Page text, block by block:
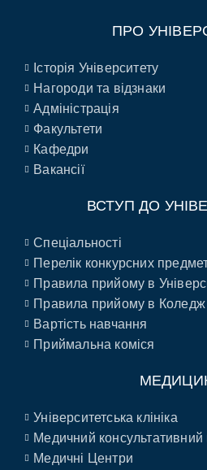
ПРО
Історія Університету
Нагороди та відзнаки
Адміністрація
Факультети
Кафедри
Вакансії
ВСТУП ДО
Спеціальності
Перелік конкурсних
Правила прийому в
Правила прийому в Коледж
Вартість навчання
Приймальна коміся
Університетська клініка
Медичний консультативний
Медичні Центри